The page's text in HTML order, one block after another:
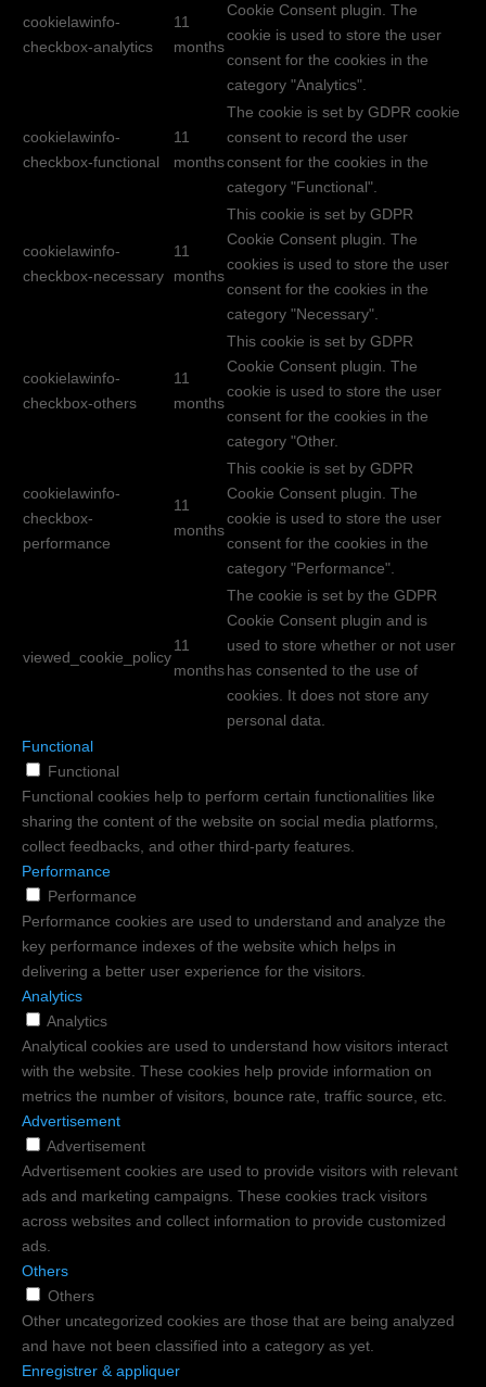
cookielawinfo-
checkbox-analytics
11
months
Cookie Consent plugin. The
cookie is used to store the user
consent for the cookies in the
category "Analytics".
cookielawinfo-
checkbox-functional
11
months
The cookie is set by GDPR cookie
consent to record the user
consent for the cookies in the
category "Functional".
cookielawinfo-
checkbox-necessary
11
months
This cookie is set by GDPR
Cookie Consent plugin. The
cookies is used to store the user
consent for the cookies in the
category "Necessary".
cookielawinfo-
checkbox-others
11
months
This cookie is set by GDPR
Cookie Consent plugin. The
cookie is used to store the user
consent for the cookies in the
category "Other.
cookielawinfo-
checkbox-
performance
11
months
This cookie is set by GDPR
Cookie Consent plugin. The
cookie is used to store the user
consent for the cookies in the
category "Performance".
viewed_cookie_policy
11
months
The cookie is set by the GDPR
Cookie Consent plugin and is
used to store whether or not user
has consented to the use of
cookies. It does not store any
personal data.
Functional
Functional
Functional cookies help to perform certain functionalities like
sharing the content of the website on social media platforms,
collect feedbacks, and other third-party features.
Performance
Performance
Performance cookies are used to understand and analyze the
key performance indexes of the website which helps in
delivering a better user experience for the visitors.
Analytics
Analytics
Analytical cookies are used to understand how visitors interact
with the website. These cookies help provide information on
metrics the number of visitors, bounce rate, traffic source, etc.
Advertisement
Advertisement
Advertisement cookies are used to provide visitors with relevant
ads and marketing campaigns. These cookies track visitors
across websites and collect information to provide customized
ads.
Others
Others
Other uncategorized cookies are those that are being analyzed
and have not been classified into a category as yet.
Enregistrer & appliquer